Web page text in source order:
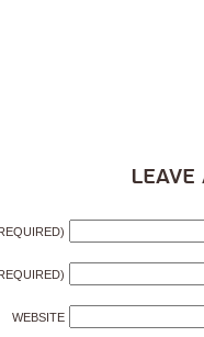
WEBSITE